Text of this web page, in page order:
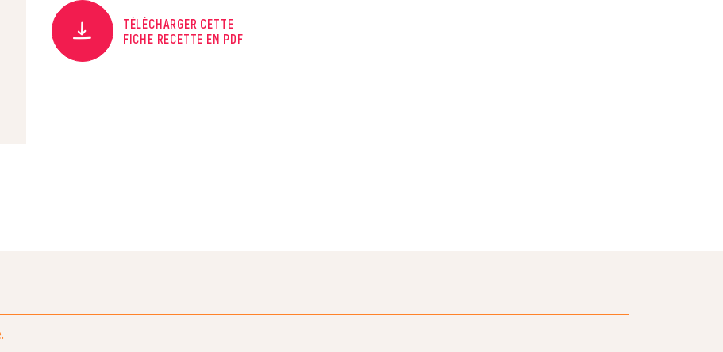
TÉLÉCHARGER CETTE
FICHE RECETTE EN PDF